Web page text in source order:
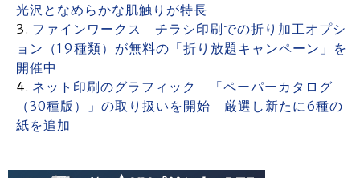
光沢となめらかな肌触りが特長
ファインワークス チラシ印刷での折り加工オプシ
ョン（19種類）が無料の「折り放題キャンペーン」を
開催中
ネット印刷のグラフィック 「ペーパーカタログ
（30種版）」の取り扱いを開始 厳選し新たに6種の
紙を追加